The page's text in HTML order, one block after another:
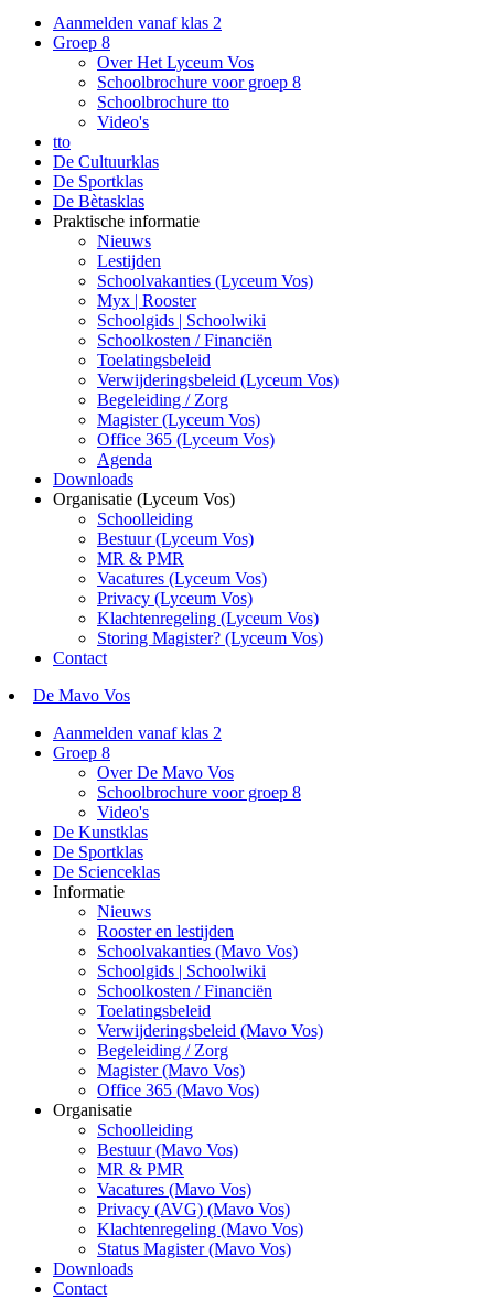
Aanmelden vanaf klas 2
Groep 8
Over Het Lyceum Vos
Schoolbrochure voor groep 8
Schoolbrochure tto
Video's
tto
De Cultuurklas
De Sportklas
De Bètasklas
Praktische informatie
Nieuws
Lestijden
Schoolvakanties (Lyceum Vos)
Myx | Rooster
Schoolgids | Schoolwiki
Schoolkosten / Financiën
Toelatingsbeleid
Verwijderingsbeleid (Lyceum Vos)
Begeleiding / Zorg
Magister (Lyceum Vos)
Office 365 (Lyceum Vos)
Agenda
Downloads
Organisatie (Lyceum Vos)
Schoolleiding
Bestuur (Lyceum Vos)
MR & PMR
Vacatures (Lyceum Vos)
Privacy (Lyceum Vos)
Klachtenregeling (Lyceum Vos)
Storing Magister? (Lyceum Vos)
Contact
De Mavo Vos
Aanmelden vanaf klas 2
Groep 8
Over De Mavo Vos
Schoolbrochure voor groep 8
Video's
De Kunstklas
De Sportklas
De Scienceklas
Informatie
Nieuws
Rooster en lestijden
Schoolvakanties (Mavo Vos)
Schoolgids | Schoolwiki
Schoolkosten / Financiën
Toelatingsbeleid
Verwijderingsbeleid (Mavo Vos)
Begeleiding / Zorg
Magister (Mavo Vos)
Office 365 (Mavo Vos)
Organisatie
Schoolleiding
Bestuur (Mavo Vos)
MR & PMR
Vacatures (Mavo Vos)
Privacy (AVG) (Mavo Vos)
Klachtenregeling (Mavo Vos)
Status Magister (Mavo Vos)
Downloads
Contact